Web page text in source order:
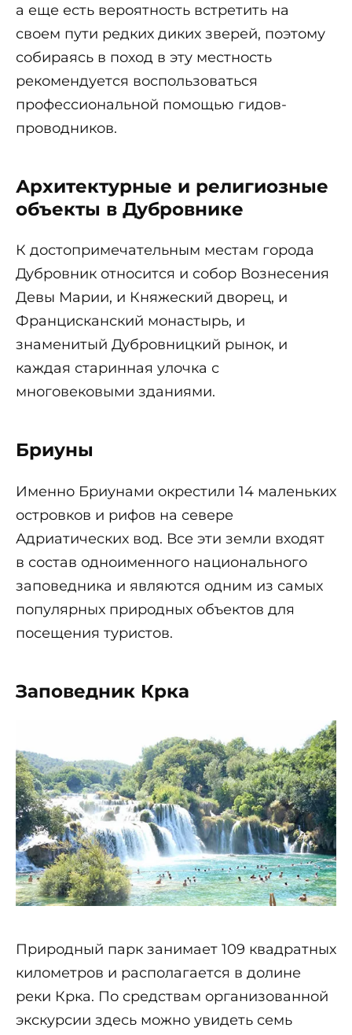
а еще есть вероятность встретить на
своем пути редких диких зверей, поэтому
собираясь в поход в эту местность
рекомендуется воспользоваться
профессиональной помощью гидов-
проводников.
Архитектурные и религиозные
объекты в Дубровнике
К достопримечательным местам города
Дубровник относится и собор Вознесения
Девы Марии, и Княжеский дворец, и
Францисканский монастырь, и
знаменитый Дубровницкий рынок, и
каждая старинная улочка с
многовековыми зданиями.
Бриуны
Именно Бриунами окрестили 14 маленьких
островков и рифов на севере
Адриатических вод. Все эти земли входят
в состав одноименного национального
заповедника и являются одним из самых
популярных природных объектов для
посещения туристов.
Заповедник Крка
Природный парк занимает 109 квадратных
километров и располагается в долине
реки Крка. По средствам организованной
экскурсии здесь можно увидеть семь